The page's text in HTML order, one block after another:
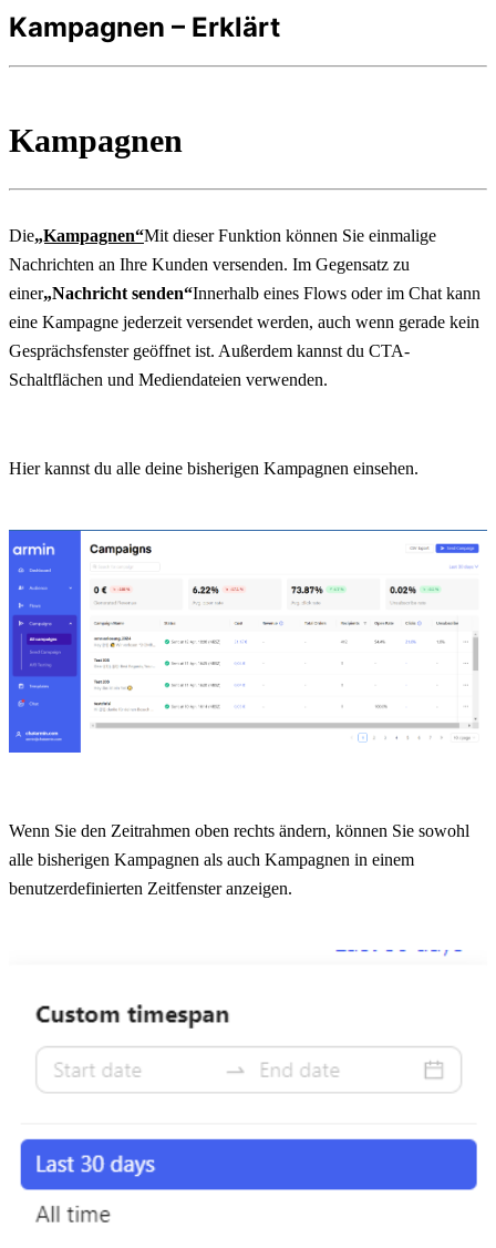
Kampagnen – Erklärt
Kampagnen
Die„Kampagnen“Mit dieser Funktion können Sie einmalige
Nachrichten an Ihre Kunden versenden. Im Gegensatz zu
einer„Nachricht senden“Innerhalb eines Flows oder im Chat kann
eine Kampagne jederzeit versendet werden, auch wenn gerade kein
Gesprächsfenster geöffnet ist. Außerdem kannst du CTA-
Schaltflächen und Mediendateien verwenden.
Hier kannst du alle deine bisherigen Kampagnen einsehen.
Wenn Sie den Zeitrahmen oben rechts ändern, können Sie sowohl
alle bisherigen Kampagnen als auch Kampagnen in einem
benutzerdefinierten Zeitfenster anzeigen.